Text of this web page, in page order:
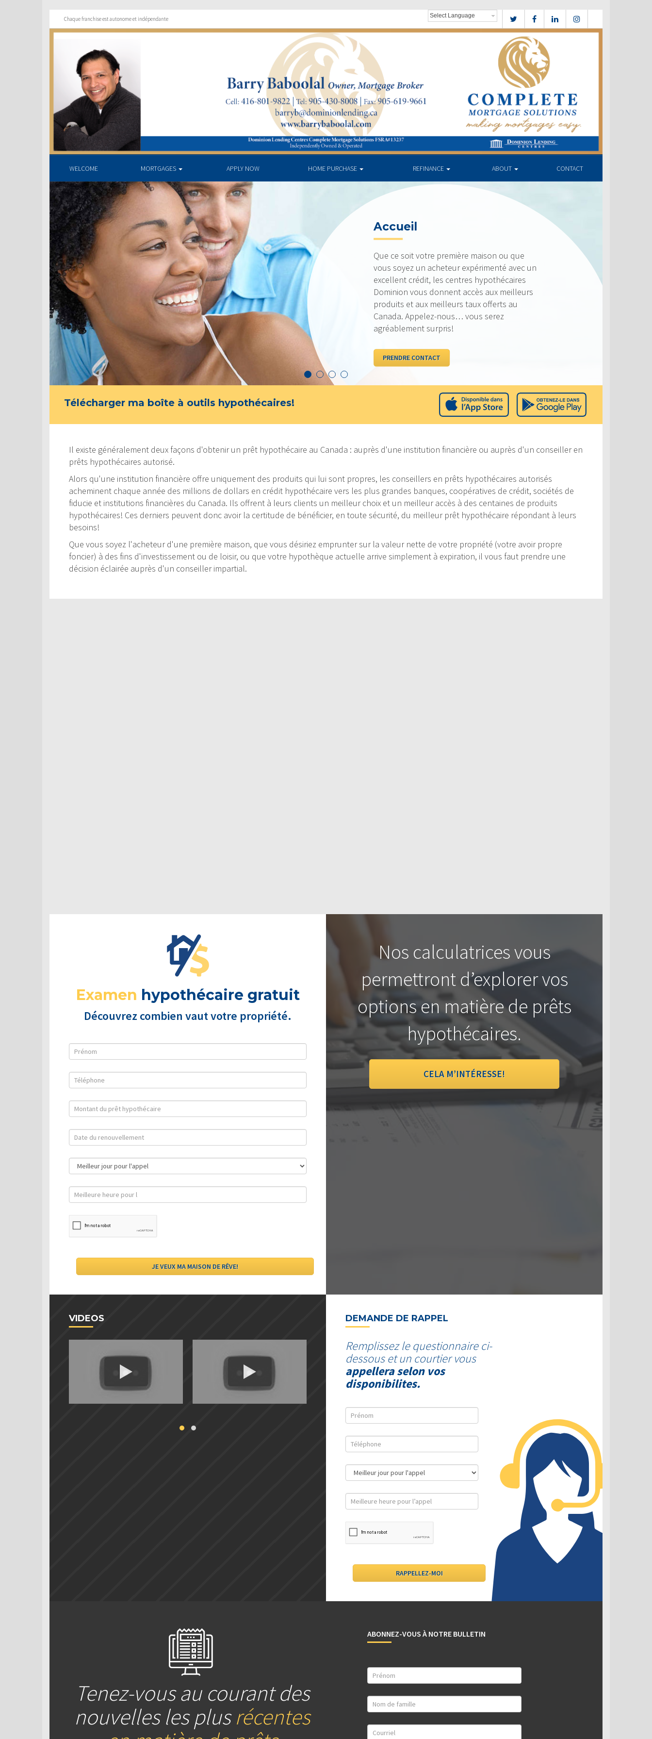
Chaque franchise est autonome et indépendante
WELCOME MORTGAGES APPLY NOW HOME PURCHASE REFINANCE ABOUT CONTACT
TAUX ACTUELS
Nos taux sont toujours compétitifs et nous
sommes fiers de pouvoir vous offrir le taux
qui vous est le plus profitable. Jetez un coup
d’œil à nos taux comparés à la concurrence.
VOIR LES TAUX
Télécharger ma boîte à outils hypothécaires!
Il existe généralement deux façons d'obtenir un prêt hypothécaire au Canada : auprès d'une institution financière ou auprès d'un conseiller en
prêts hypothécaires autorisé.
Alors qu'une institution financière offre uniquement des produits qui lui sont propres, les conseillers en prêts hypothécaires autorisés
acheminent chaque année des millions de dollars en crédit hypothécaire vers les plus grandes banques, coopératives de crédit, sociétés de
fiducie et institutions financières du Canada. Ils offrent à leurs clients un meilleur choix et un meilleur accès à des centaines de produits
hypothécaires! Ces derniers peuvent donc avoir la certitude de bénéficier, en toute sécurité, du meilleur prêt hypothécaire répondant à leurs
besoins!
Que vous soyez l'acheteur d'une première maison, que vous désiriez emprunter sur la valeur nette de votre propriété (votre avoir propre
foncier) à des fins d'investissement ou de loisir, ou que votre hypothèque actuelle arrive simplement à expiration, il vous faut prendre une
décision éclairée auprès d'un conseiller impartial.
Examen hypothécaire gratuit
Découvrez combien vaut votre propriété.
Nos calculatrices vous
permettront d’explorer vos
options en matière de prêts
hypothécaires.
CELA M’INTÉRESSE!
VIDEOS DEMANDE DE RAPPEL
Remplissez le questionnaire ci-
dessous et un courtier vous
appellera selon vos
disponibilites.
Tenez-vous au courant des
nouvelles les plusrécentes
ABONNEZ-VOUS À NOTRE BULLETIN